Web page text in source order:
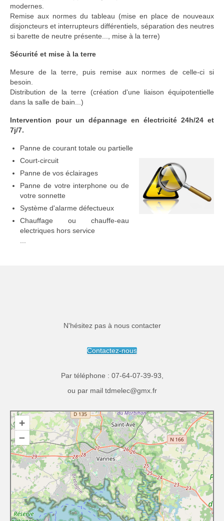
modernes.
Remise aux normes du tableau (mise en place de nouveaux
disjoncteurs et interrupteurs différentiels, séparation des neutres
si barette de neutre présente..., mise à la terre)
Sécurité et mise à la terre
Mesure de la terre, puis remise aux normes de celle-ci si
besoin.
Distribution de la terre (création d'une liaison équipotentielle
dans la salle de bain...)
Intervention pour un dépannage en électricité 24h/24 et
7j/7.
Panne de courant totale ou partielle
Court-circuit
Panne de vos éclairages
Panne de votre interphone ou de
votre sonnette
Système d'alarme défectueux
Chauffage ou chauffe-eau
electriques hors service
N'hésitez pas à nous contacter
Contactez-nous
Par téléphone : 07-64-07-39-93
ou par mail tdmelec@gmx.fr
+
–